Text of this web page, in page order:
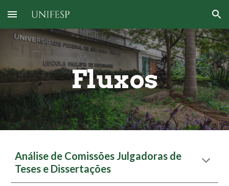
Skip to main content Skip to navigation
Fluxos
Análise de Comissões Julgadoras de
Teses e Dissertações